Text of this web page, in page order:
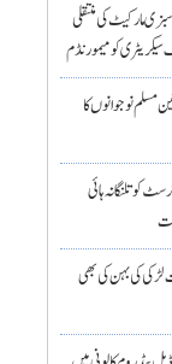
مارکیٹ کی منتقلی
کو میمورنڈم
مسلم نو جوانوں کا
کو تلنگانہ ہائی
کی بہن کی بھی